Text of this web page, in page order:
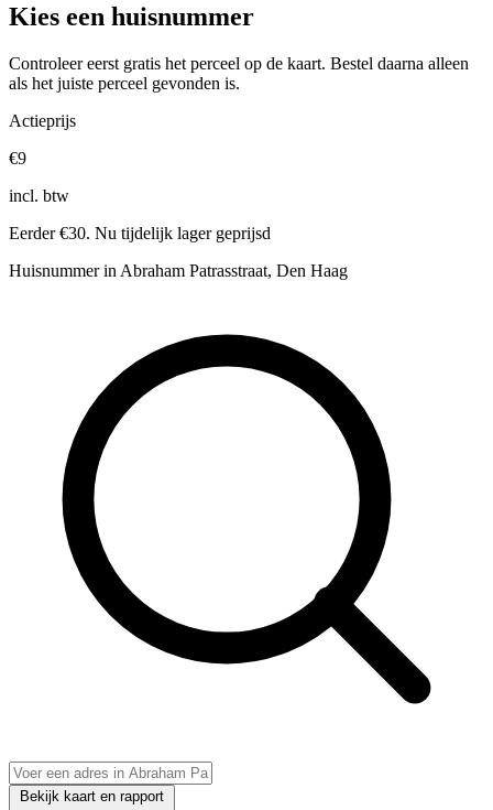
Kies een huisnummer
Controleer eerst gratis het perceel op de kaart. Bestel daarna alleen
als het juiste perceel gevonden is.
Actieprijs
€9
incl. btw
Eerder €30. Nu tijdelijk lager geprijsd
Huisnummer in Abraham Patrasstraat, Den Haag
Bekijk kaart en rapport